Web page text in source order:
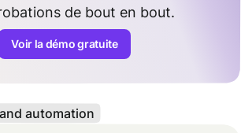
de bout en bout.
Voir la démo gratuite
automation